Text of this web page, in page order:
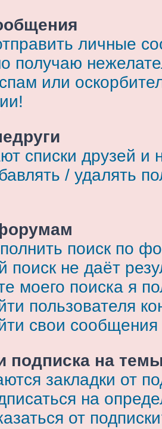
личные
получаю
или
списки друзей и
/ удалять
поиск по
поиск не даёт
моего поиска я
пользователя
свои
подписка на
закладки от
на
от